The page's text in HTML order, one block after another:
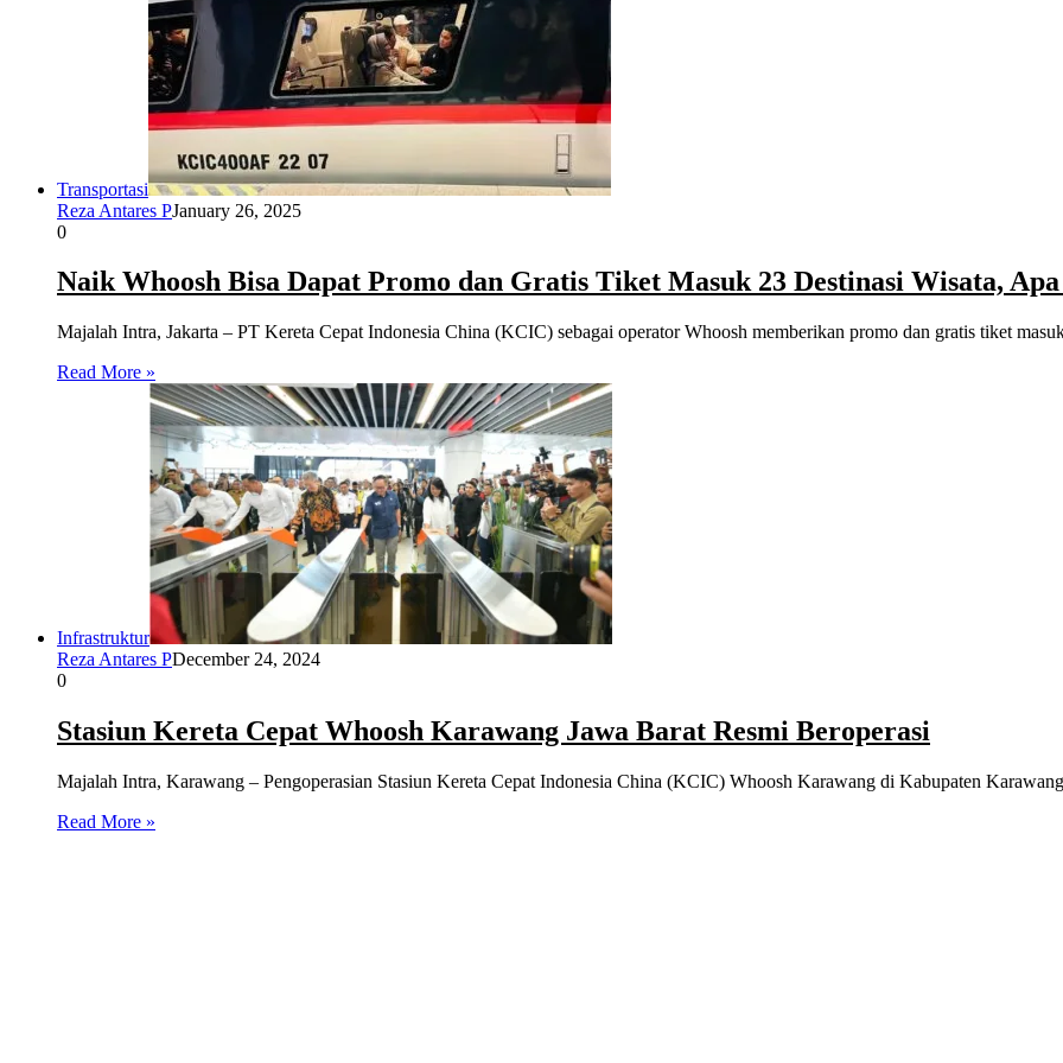
Transportasi
Reza Antares PJanuary 26, 2025
0
Naik Whoosh Bisa Dapat Promo dan Gratis Tiket Masuk 23 Destinasi Wisata, Apa
Majalah Intra, Jakarta – PT Kereta Cepat Indonesia China (KCIC) sebagai operator Whoosh memberikan promo dan gratis tiket
Read More »
Infrastruktur
Reza Antares PDecember 24, 2024
0
Stasiun Kereta Cepat Whoosh Karawang Jawa Barat Resmi Beroperasi
Majalah Intra, Karawang – Pengoperasian Stasiun Kereta Cepat Indonesia China (KCIC) Whoosh Karawang di Kabupaten
Read More »